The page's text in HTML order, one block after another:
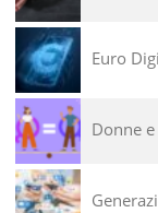
Euro
Donne